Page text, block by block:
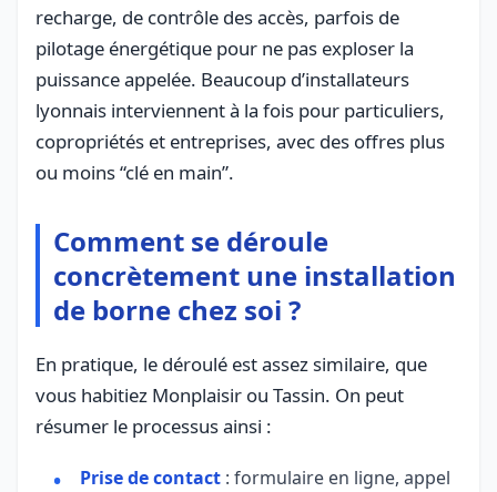
recharge, de contrôle des accès, parfois de
pilotage énergétique pour ne pas exploser la
puissance appelée. Beaucoup d’installateurs
lyonnais interviennent à la fois pour particuliers,
copropriétés et entreprises, avec des offres plus
ou moins “clé en main”.
Comment se déroule
concrètement une installation
de borne chez soi ?
En pratique, le déroulé est assez similaire, que
vous habitiez Monplaisir ou Tassin. On peut
résumer le processus ainsi :
Prise de contact : formulaire en ligne, appel